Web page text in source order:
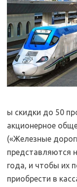
ы скидки до 50
акционерное
(«Железные
представляются
года, и чтобы их
приобрести в